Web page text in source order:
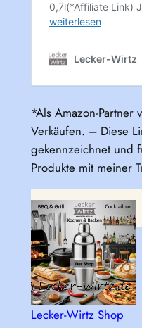
*Als Amazon-
Verkäufen. – Diese
gekennzeichnet und
Produkte mit meiner
Lecker-Wirtz Shop